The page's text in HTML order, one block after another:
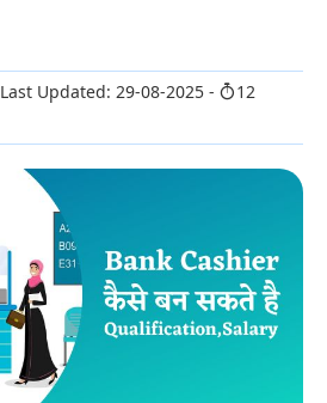
Last Updated: 29-08-2025
12